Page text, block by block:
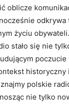
oblicze
życiu
stało się nie
historyczny i
polskie
nie tylko